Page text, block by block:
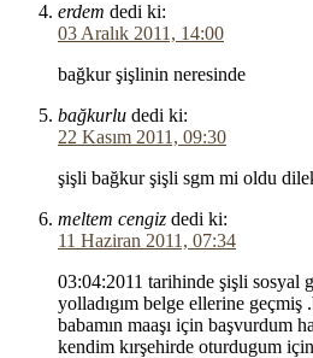
erdem dedi ki:
03 Aralık 2011, 14:00
bağkur şişlinin neresinde
bağkurlu dedi ki:
22 Kasım 2011, 09:30
şişli bağkur şişli sgm mi oldu
meltem cengiz dedi ki:
11 Haziran 2011, 07:34
03:04:2011 tarihinde şişli sosyal
yolladıgım belge ellerine geçmiş
babamın maaşı için başvurdum
kendim kırşehirde oturdugum